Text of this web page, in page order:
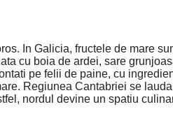
In Galicia, fructele de mare
cu boia de ardei, sare
pe felii de paine, cu
Regiunea Cantabriei se
nordul devine un spatiu